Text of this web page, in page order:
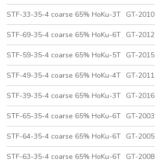
STF-33-35-4 coarse 65% HoKu-3T GT-2010
STF-69-35-4 coarse 65% HoKu-6T GT-2012
STF-59-35-4 coarse 65% HoKu-5T GT-2015
STF-49-35-4 coarse 65% HoKu-4T GT-2011
STF-39-35-4 coarse 65% HoKu-3T GT-2016
STF-65-35-4 coarse 65% HoKu-6T GT-2003
STF-64-35-4 coarse 65% HoKu-6T GT-2005
STF-63-35-4 coarse 65% HoKu-6T GT-2008